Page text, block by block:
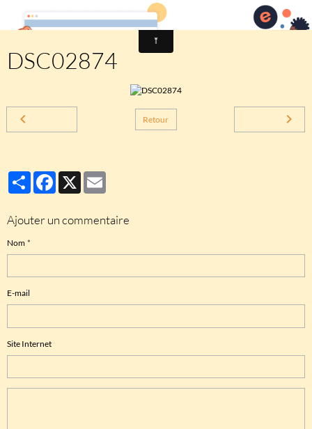
Comité des fêtes de CHEUX
DSC02874
Retour
PartagerFacebook
X
Ajouter un commentaire
Nom
E-mail
Site Internet